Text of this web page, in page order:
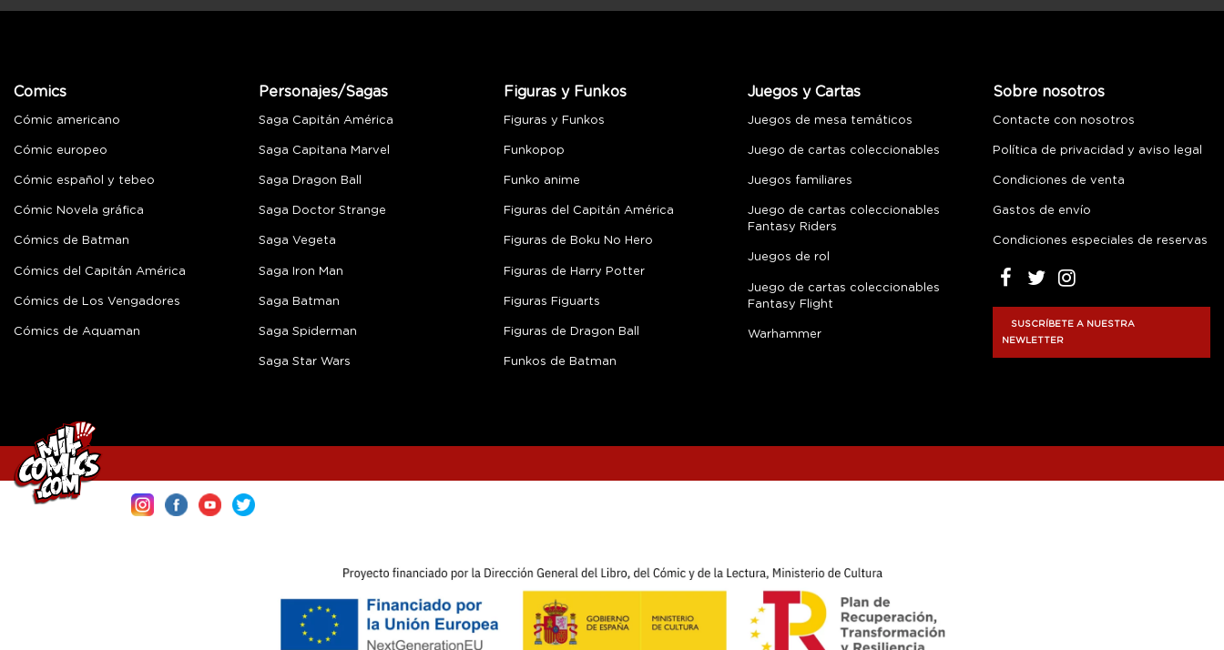
Comics
Cómic americano
Cómic europeo
Cómic español y tebeo
Cómic Novela gráfica
Cómics de Batman
Cómics del Capitán América
Cómics de Los Vengadores
Cómics de Aquaman
Personajes/Sagas
Saga Capitán América
Saga Capitana Marvel
Saga Dragon Ball
Saga Doctor Strange
Saga Vegeta
Saga Iron Man
Saga Batman
Saga Spiderman
Saga Star Wars
Figuras y Funkos
Figuras y Funkos
Funkopop
Funko anime
Figuras del Capitán América
Figuras de Boku No Hero
Figuras de Harry Potter
Figuras Figuarts
Figuras de Dragon Ball
Funkos de Batman
Juegos y Cartas
Juegos de mesa temáticos
Juego de cartas coleccionables
Juegos familiares
Juego de cartas coleccionables
Fantasy Riders
Juegos de rol
Juego de cartas coleccionables
Fantasy Flight
Warhammer
Sobre nosotros
Contacte con nosotros
Política de privacidad y aviso legal
Condiciones de venta
Gastos de envío
Condiciones especiales de reservas
SUSCRÍBETE A NUESTRA
NEWLETTER